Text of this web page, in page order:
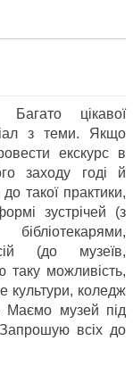
цікавої
з теми. Якщо
екскурс в
заходу годі й
такої практики,
зустрічей (з
(до музеїв,
таку можливість,
культури, коледж
музей під
всіх до